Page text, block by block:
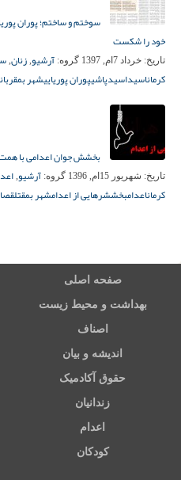
خود را شکست
تاریخ: خرداد 7ام, 1397 گروه: آرشیو, زنان,
کرماناسیداسیدپاشیپوران پوریاییشهر بم
بخشش جوان اعدامی با
تاریخ: شهریور 15ام, 1396 گروه: آرشیو,
کرماناعدامبخششرهایی از اعدامشهر بمقتل
صفحه اصلی
بهداشت و محیط زیست
اصناف
اندیشه و بیان
حقوق آکادمیک
زندانیان
اعدام
کودکان